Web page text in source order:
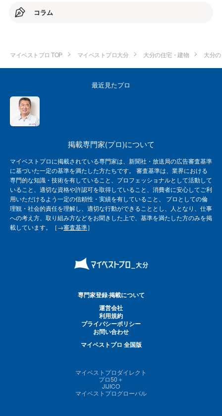
コラム
マイベストプロ TOP マイベストプロ大分 大分の住宅・建物 大分
最近見たプロ
掲載専門家(プロ)について
マイベストプロに掲載されている専門家は、新聞社・放送局の広告審査基準
に基づいた一定の基準を満たした方たちです。 審査基準は、業界における
専門的な知識・技術を有していること、プロフェッショナルとして活動して
いること、適切な資格や許認可を取得していること、消費者に安心してご利
用いただけるよう一定の信頼性・実績を有していること、 プロとしての倫
理観・社会的責任を理解し、適切な行動ができることとし、人となり、仕事
への考え方、取り組み方などをお聞きした上で、基準を満たした方のみを掲
載しています。［→審査基準］
専門家登録·掲載について
運営会社
利用規約
プライバシーポリシー
お問い合わせ
マイベストプロ 全国版
マイベストプロダイレクト
プロ50＋
JIJICO
マイベストプログローバル